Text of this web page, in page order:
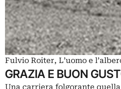
Fulvio Roiter, L’uomo e
GRAZIA E BUON